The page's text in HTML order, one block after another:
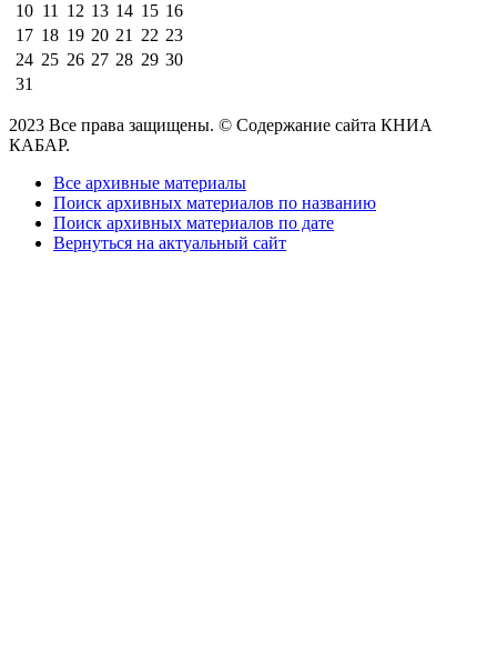
10 11 12 13 14 15 16
17 18 19 20 21 22 23
24 25 26 27 28 29 30
31
2023 Все права защищены. © Содержание сайта КНИА
КАБАР.
Все архивные материалы
Поиск архивных материалов по названию
Поиск архивных материалов по дате
Вернуться на актуальный сайт